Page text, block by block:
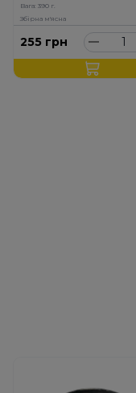
Вага: 390 г.
Збірна м'ясна
255 грн